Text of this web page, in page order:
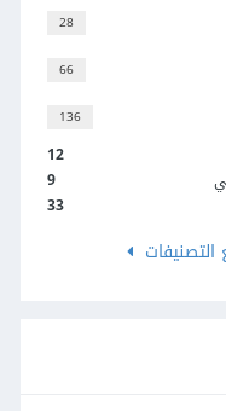
28
66
136
12
9
33
التصنيفات